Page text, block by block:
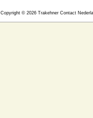
Copyright © 2026 Trakehner Contact